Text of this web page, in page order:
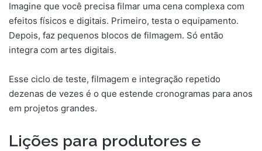
Imagine que você precisa filmar uma cena complexa com
efeitos físicos e digitais. Primeiro, testa o equipamento.
Depois, faz pequenos blocos de filmagem. Só então
integra com artes digitais.
Esse ciclo de teste, filmagem e integração repetido
dezenas de vezes é o que estende cronogramas para anos
em projetos grandes.
Lições para produtores e